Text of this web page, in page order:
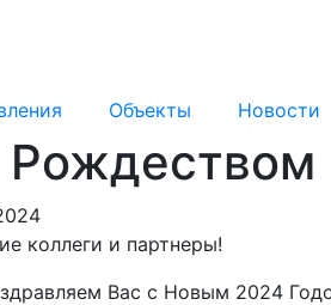
Объекты Новости
коллеги и партнеры!
Вас с Новым 2024